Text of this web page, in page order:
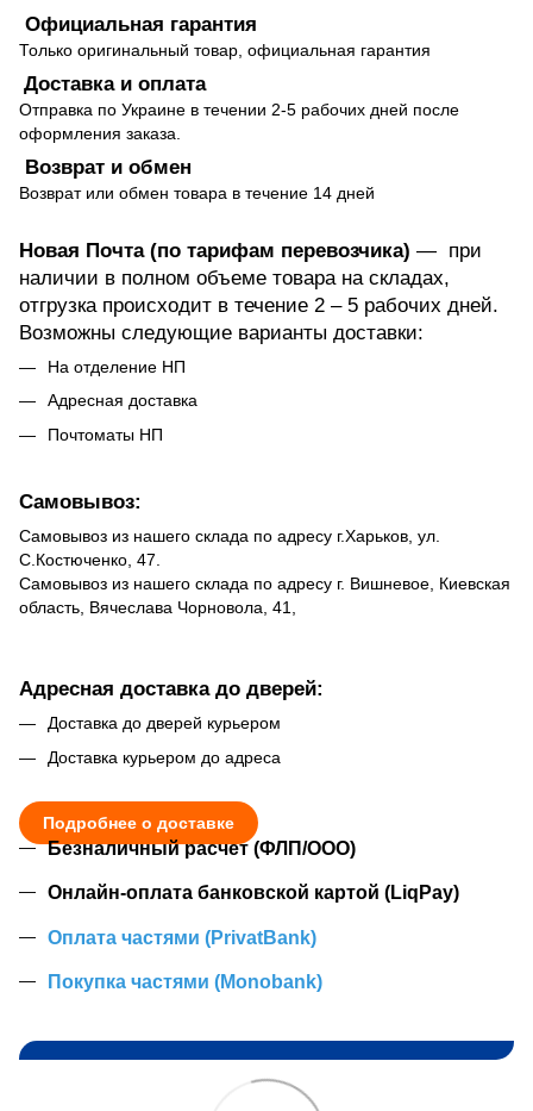
Официальная гарантия
Только оригинальный товар, официальная гарантия
Доставка и оплата
Отправка по Украине в течении 2-5 рабочих дней после
оформления заказа.
Возврат и обмен
Возврат или обмен товара в течение 14 дней
Новая Почта (по тарифам перевозчика) — при
наличии в полном объеме товара на складах,
отгрузка происходит в течение 2 – 5 рабочих дней.
Возможны следующие варианты доставки:
На отделение НП
Адресная доставка
Почтоматы НП
Самовывоз:
Самовывоз из нашего склада по адресу г.Харьков, ул.
С.Костюченко, 47.
Самовывоз из нашего склада по адресу г. Вишневое, Киевская
область, Вячеслава Чорновола, 41,
Адресная доставка до дверей:
Доставка до дверей курьером
Доставка курьером до адреса
Подробнее о доставке
Безналичный расчет (ФЛП/ООО)
Онлайн-оплата банковской картой (LiqPay)
Оплата частями (PrivatBank)
Покупка частями (Monobank)